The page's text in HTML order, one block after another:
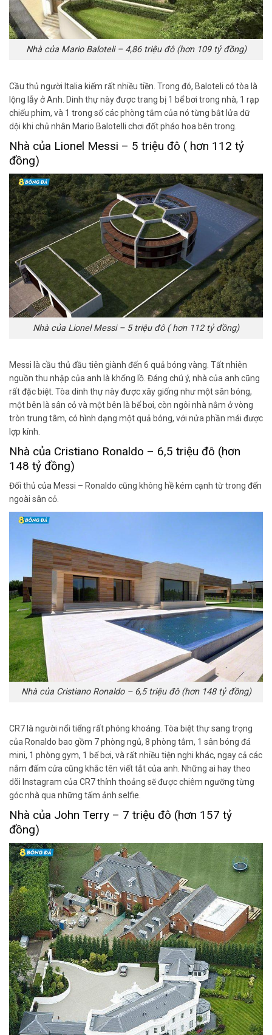
Nhà của Mario Baloteli – 4,86 triệu đô (hơn 109 tỷ đồng)
Cầu thủ người Italia kiếm rất nhiều tiền. Trong đó, Baloteli có tòa là
lộng lẫy ở Anh. Dinh thự này được trang bị 1 bể bơi trong nhà, 1 rạp
chiếu phim, và 1 trong số các phòng tắm của nó từng bắt lửa dữ
dội khi chủ nhân Mario Balotelli chơi đốt pháo hoa bên trong.
Nhà của Lionel Messi – 5 triệu đô ( hơn 112 tỷ
đồng)
Nhà của Lionel Messi – 5 triệu đô ( hơn 112 tỷ đồng)
Messi là cầu thủ đầu tiên giành đến 6 quả bóng vàng. Tất nhiên
nguồn thu nhập của anh là khổng lồ. Đáng chú ý, nhà của anh cũng
rất đặc biệt. Tòa dinh thự này được xây giống như một sân bóng,
một bên là sân cỏ và một bên là bể bơi, còn ngôi nhà nằm ở vòng
tròn trung tâm, có hình dạng một quả bóng, với nửa phần mái được
lợp kính.
Nhà của Cristiano Ronaldo – 6,5 triệu đô (hơn
148 tỷ đồng)
Đối thủ của Messi – Ronaldo cũng không hề kém cạnh từ trong đến
ngoài sân cỏ.
Nhà của Cristiano Ronaldo – 6,5 triệu đô (hơn 148 tỷ đồng)
CR7 là người nổi tiểng rất phóng khoáng. Tòa biệt thự sang trọng
của Ronaldo bao gồm 7 phòng ngủ, 8 phòng tắm, 1 sân bóng đá
mini, 1 phòng gym, 1 bể bơi, và rất nhiều tiện nghi khác, ngay cả các
nắm đấm cửa cũng khắc tên viết tắt của anh. Những ai hay theo
dõi Instagram của CR7 thỉnh thoảng sẽ được chiêm ngưỡng từng
góc nhà qua những tấm ảnh selfie.
Nhà của John Terry – 7 triệu đô (hơn 157 tỷ
đồng)